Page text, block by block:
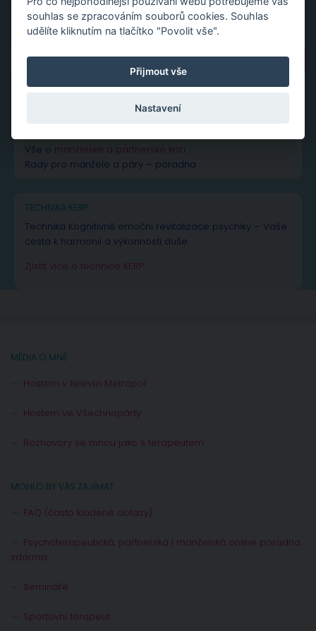
Vše o manželské a partnerské krizi
Rady pro manžele a páry – poradna
TECHNIKA KERP
Technika Kognitivně emoční revitalizace psychiky – Vaše
cesta k harmonii a výkonnosti duše.
Zjistit více o technice KERP
MÉDIA O MNĚ
Hostem v televizi Metropol
Hostem ve Všechnopárty
Rozhovory se mnou jako s terapeutem
MOHLO BY VÁS ZAJÍMAT
FAQ (často kladené dotazy)
Psychoterapeutická, partnerská i manželská online poradna
zdarma
Semináře
Sportovní terapeut
souhlas se zpracováním souborů cookies. Souhlas
udělíte kliknutím na tlačítko "Povolit vše".
Přijmout vše
Nastavení